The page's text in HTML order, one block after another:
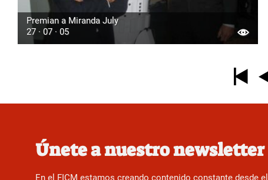
Premian a Miranda July
27 · 07 · 05
Únete a nuestro newsletter
En el FICM estamos creando contenido constante desde